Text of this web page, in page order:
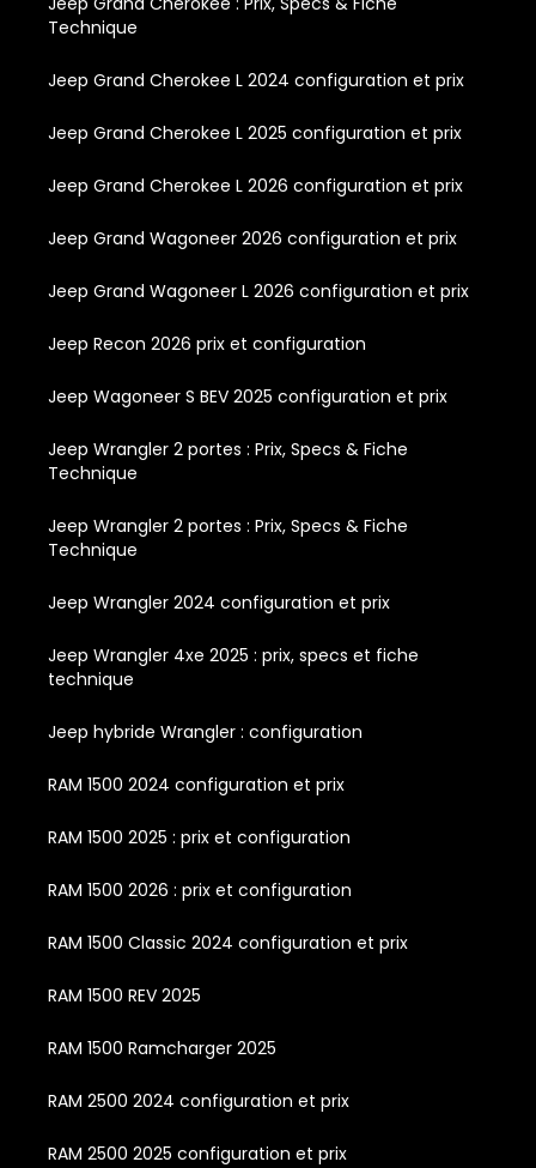
Technique
Jeep Grand Cherokee L 2024 configuration et prix
Jeep Grand Cherokee L 2025 configuration et prix
Jeep Grand Cherokee L 2026 configuration et prix
Jeep Grand Wagoneer 2026 configuration et prix
Jeep Grand Wagoneer L 2026 configuration et prix
Jeep Recon 2026 prix et configuration
Jeep Wagoneer S BEV 2025 configuration et prix
Jeep Wrangler 2 portes : Prix, Specs & Fiche
Technique
Jeep Wrangler 2 portes : Prix, Specs & Fiche
Technique
Jeep Wrangler 2024 configuration et prix
Jeep Wrangler 4xe 2025 : prix, specs et fiche
technique
Jeep hybride Wrangler : configuration
RAM 1500 2024 configuration et prix
RAM 1500 2025 : prix et configuration
RAM 1500 2026 : prix et configuration
RAM 1500 Classic 2024 configuration et prix
RAM 1500 REV 2025
RAM 1500 Ramcharger 2025
RAM 2500 2024 configuration et prix
RAM 2500 2025 configuration et prix